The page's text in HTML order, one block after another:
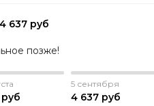
637 руб
позже!
5 сентября
4 637 руб